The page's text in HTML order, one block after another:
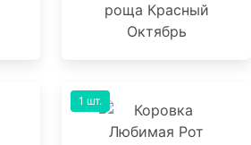
роща Красный
Октябрь
1 шт.